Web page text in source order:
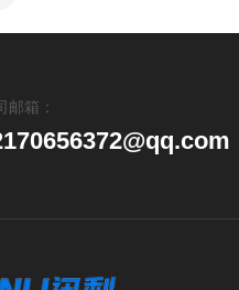
邮箱：